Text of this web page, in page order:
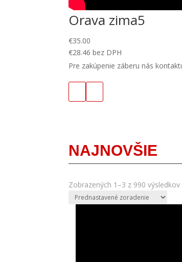
Orava zima5
€35.00
€28.46 bez DPH
Pre zakúpenie záberu nás
NAJNOVŠIE
Zobrazených 1–3 z 990 výsledkov